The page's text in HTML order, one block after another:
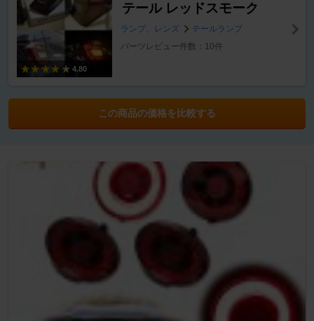
4.80
テール レッドスモーク
ランプ、レンズ
テールランプ
パーツレビュー件数：10件
この商品の価格を比較する